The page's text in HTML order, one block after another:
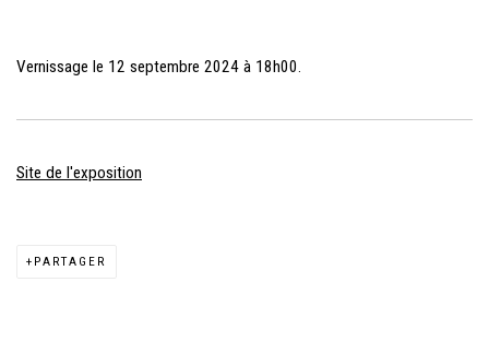
Vernissage le 12 septembre 2024 à 18h00.
Site de l'exposition
PARTAGER